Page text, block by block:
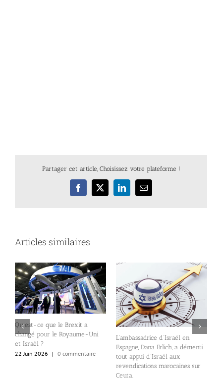
Partager cet article, Choisissez votre plateforme !
Facebook
X LinkedInEmail
Articles similaires
Qu’est-ce que le Brexit a
changé pour le Royaume-Uni
et Israël ?
22 Juin 2026
| 0 commentaire
L’ambassadrice d’Israël en
Espagne, Dana Erlich, a démenti
tout appui d’Israël aux
revendications marocaines sur
Ceuta.